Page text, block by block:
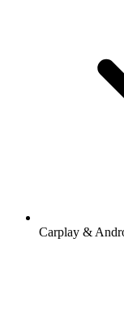
Carplay &